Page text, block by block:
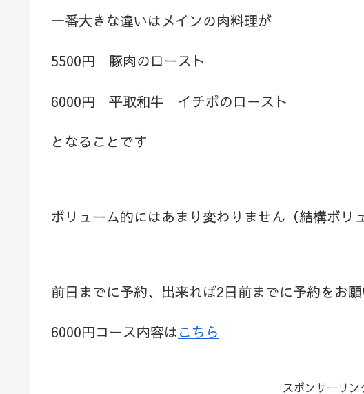
一番大きな違いはメインの肉料理が
5500円 豚肉のロースト
6000円 平取和牛 イチボのロースト
となることです
ボリューム的にはあまり変わりません（結構ボリ
前日までに予約、出来れば2日前までに予約をお
6000円コース内容はこちら
スポンサーリン